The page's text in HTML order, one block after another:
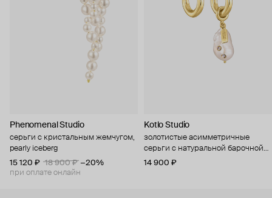
Phenomenal Studio
серьги с кристальным жемчугом,
pearly iceberg
15 120 ₽
18 900 ₽ −20%
при оплате онлайн
Kotlo Studio
золотистые асимметричные
серьги с натуральной барочной
жемчужиной в кристаллах
14 900 ₽